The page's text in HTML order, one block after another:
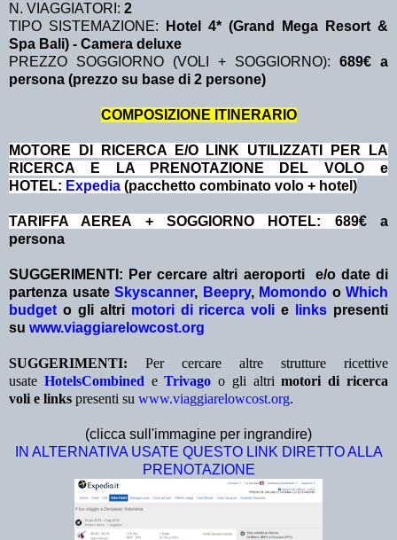
N. VIAGGIATORI: 2
TIPO SISTEMAZIONE:
Hotel 4* (Grand Mega Resort &
Spa Bali) - Camera deluxe
PREZZO SOGGIORNO (VOLI + SOGGIORNO): 689€ a
persona (prezzo su base di 2 persone)
COMPOSIZIONE ITINERARIO
MOTORE DI RICERCA E/O LINK UTILIZZATI PER LA
RICERCA E LA PRENOTAZIONE DEL VOLO e
HOTEL: Expedia (pacchetto combinato volo + hotel)
TARIFFA AEREA + SOGGIORNO HOTEL: 689€ a
persona
SUGGERIMENTI: Per cercare altri aeroporti e/o date di
partenza usate Skyscanner, Beepry, Momondo o Which
budget o gli altri motori di ricerca voli e links presenti
su www.viaggiarelowcost.org
SUGGERIMENTI: Per cercare altre strutture ricettive
usate HotelsCombined eTrivago o gli altrimotori di ricerca
voli e links presenti su www.viaggiarelowcost.org.
(clicca sull'immagine per ingrandire)
IN ALTERNATIVA USATE QUESTO LINK DIRETTO ALLA
PRENOTAZIONE